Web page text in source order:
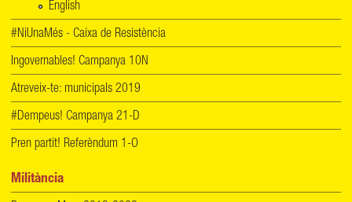
English
#NiUnaMés - Caixa de Resistència
Ingovernables! Campanya 10N
Atreveix-te: municipals 2019
#Dempeus! Campanya 21-D
Pren partit! Referèndum 1-O
Militància